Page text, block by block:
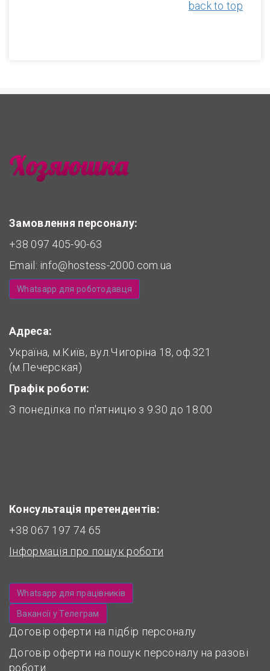
back to top
Замовлення персоналу:
+38 097 405-90-63
Email: info@hostess-2000.com.ua
Whatsapp для роботодавця
Адреса:
Україна, м.Київ, вул.Чигоріна 18, оф.321
(м.Печерская)
Графік роботи:
З понеділка по п'ятницю з 9.30 до 18.00
Консультація претендентів:
+38 067 197 74 65
Інформація про пошук роботи
Whatsapp для працівників
Вакансії у Телеграм
Договір оферти на підбір персоналу
Договір оферти на пошук персоналу на разові
роботи